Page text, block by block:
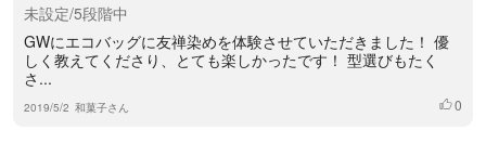
未設定/5段階中
GWにエコバッグに友禅染めを体験させていただきました！ 優
しく教えてくださり、とても楽しかったです！ 型選びもたく
さ...
2019/5/2 和菓子さん いいね
0